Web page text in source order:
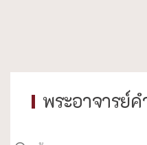
พระอาจารย์ค